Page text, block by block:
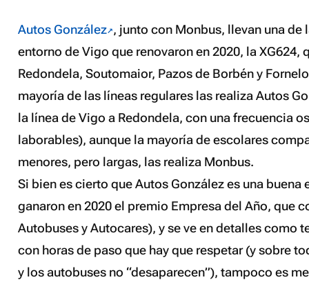
Autos González , junto con Monbus, llevan una de
entorno de Vigo que renovaron en 2020, la XG624,
Redondela, Soutomaior, Pazos de Borbén y
mayoría de las líneas regulares las realiza Autos
la línea de Vigo a Redondela, con una frecuencia
laborables), aunque la mayoría de escolares
menores, pero largas, las realiza Monbus.
Si bien es cierto que Autos González es una buena
ganaron en 2020 el premio Empresa del Año, que
Autobuses y Autocares), y se ve en detalles como
con horas de paso que hay que respetar (y sobre
y los autobuses no “desaparecen”), tampoco es